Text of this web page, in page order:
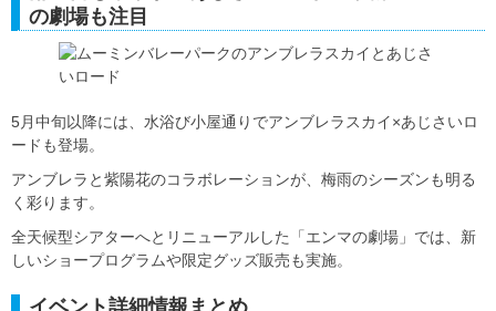
の劇場も注目
5月中旬以降には、水浴び小屋通りでアンブレラスカイ×あじさいロ
ードも登場。
アンブレラと紫陽花のコラボレーションが、梅雨のシーズンも明る
く彩ります。
全天候型シアターへとリニューアルした「エンマの劇場」では、新
しいショープログラムや限定グッズ販売も実施。
イベント詳細情報まとめ